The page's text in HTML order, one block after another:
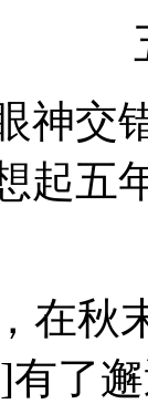
神交
起五
在秋
]有了